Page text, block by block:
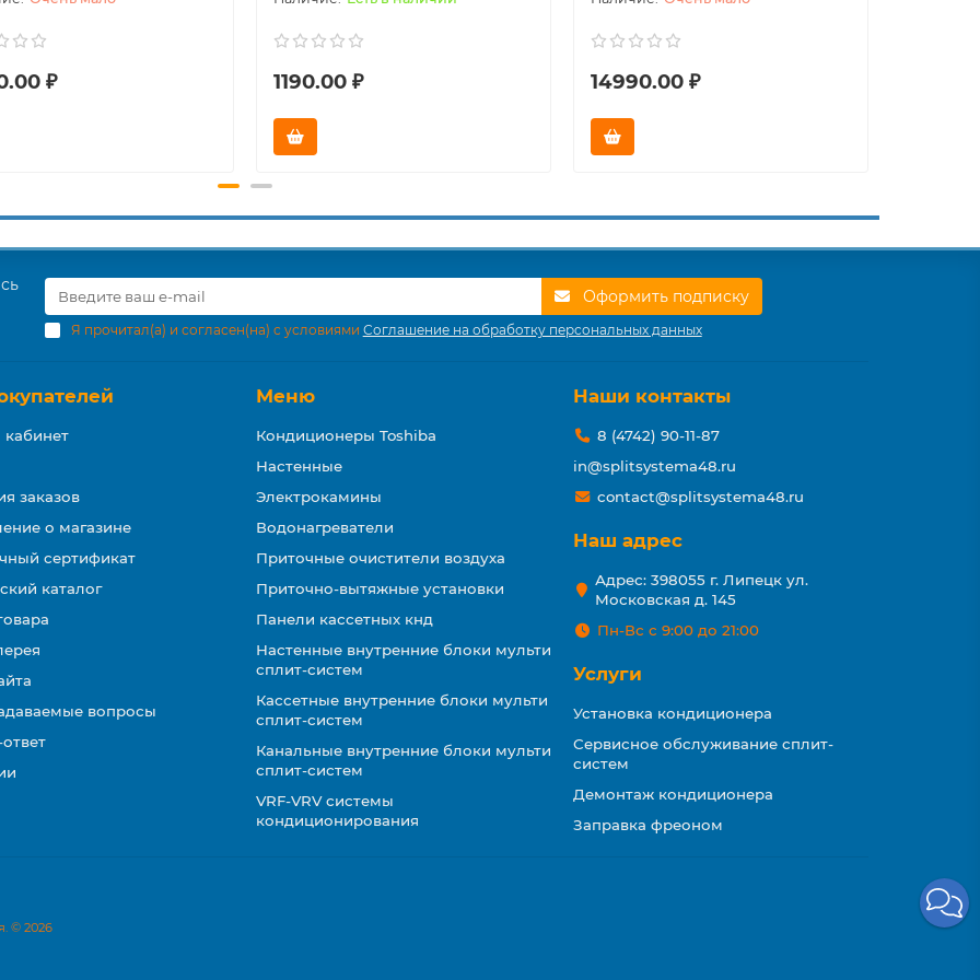
₽ 1190.00 ₽ 14990.00 ₽
Оформить подписку
Я прочитал(а) и согласен(на) с условиями Соглашение на обработку персональных данных
заказов
о магазине
сертификат
каталог
вопросы
Меню
Кондиционеры Toshiba
Настенные
Электрокамины
Водонагреватели
Приточные очистители воздуха
Приточно-вытяжные установки
Панели кассетных кнд
Настенные внутренние блоки мульти
сплит-систем
Кассетные внутренние блоки мульти
сплит-систем
Канальные внутренние блоки мульти
сплит-систем
VRF-VRV системы
кондиционирования
Наши контакты
8 (4742) 90-11-87
in@splitsystema48.ru
contact@splitsystema48.ru
Наш адрес
Адрес: 398055 г. Липецк ул.
Московская д. 145
Пн-Вс с 9:00 до 21:00
Услуги
Установка кондиционера
Сервисное обслуживание сплит-
систем
Демонтаж кондиционера
Заправка фреоном
© 2026